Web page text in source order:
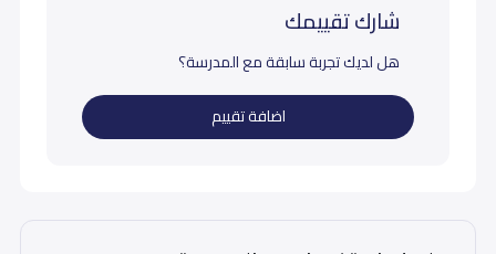
شارك تقييمك
هل لديك تجربة سابقة مع المدرسة؟
اضافة تقييم